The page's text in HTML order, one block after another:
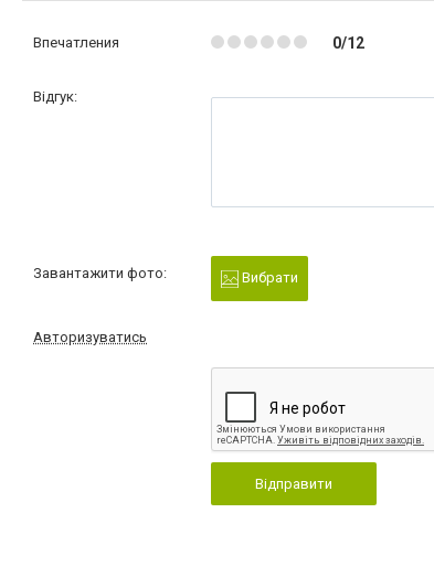
Впечатления 0/12
Відгук:
Завантажити фото: Вибрати
Авторизуватись
Відправити